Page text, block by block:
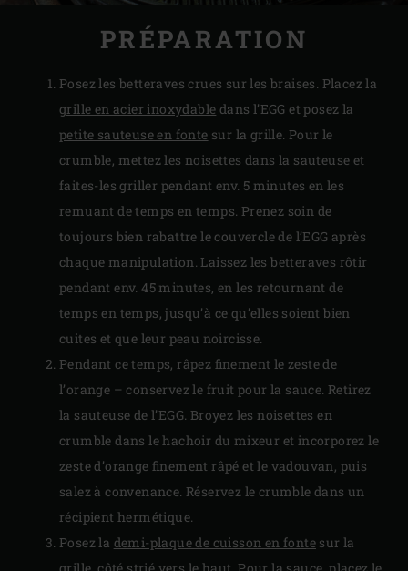
PRÉPARATION
Posez les betteraves crues sur les braises. Placez la
grille en acier inoxydable dans l’EGG et posez la
petite sauteuse en fonte sur la grille. Pour le
crumble, mettez les noisettes dans la sauteuse et
faites-les griller pendant env. 5 minutes en les
remuant de temps en temps. Prenez soin de
toujours bien rabattre le couvercle de l’EGG après
chaque manipulation. Laissez les betteraves rôtir
pendant env. 45 minutes, en les retournant de
temps en temps, jusqu’à ce qu’elles soient bien
cuites et que leur peau noircisse.
Pendant ce temps, râpez finement le zeste de
l’orange – conservez le fruit pour la sauce. Retirez
la sauteuse de l’EGG. Broyez les noisettes en
crumble dans le hachoir du mixeur et incorporez le
zeste d’orange finement râpé et le vadouvan, puis
salez à convenance. Réservez le crumble dans un
récipient hermétique.
Posez la demi-plaque de cuisson en fonte sur la